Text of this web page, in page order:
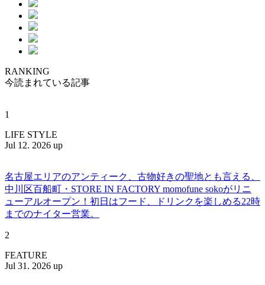
RANKING
今読まれている記事
1
LIFE STYLE
Jul 12. 2026 up
名古屋エリアのアンティーク、古物好きの聖地とも言える、
中川区百船町・STORE IN FACTORY momofune sokoがリニ
ューアルオープン！初日はフード、ドリンクを楽しめる22時
までのナイター営業。
2
FEATURE
Jul 31. 2026 up